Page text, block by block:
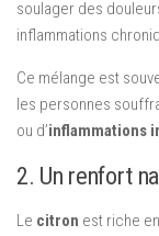
soulager des
inflammations
Ce mélange est
les personnes
ou d’inflammations
2. Un renfort
Le citron est riche en